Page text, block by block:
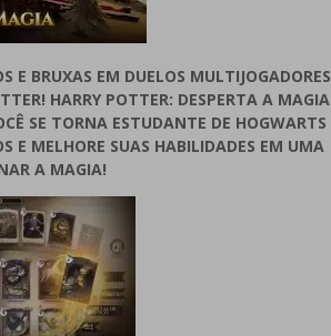
E BRUXAS EM DUELOS MULTIJOGADORES
HARRY POTTER: DESPERTA A MAGIA
SE TORNA ESTUDANTE DE HOGWARTS
E MELHORE SUAS HABILIDADES EM UMA
A MAGIA!